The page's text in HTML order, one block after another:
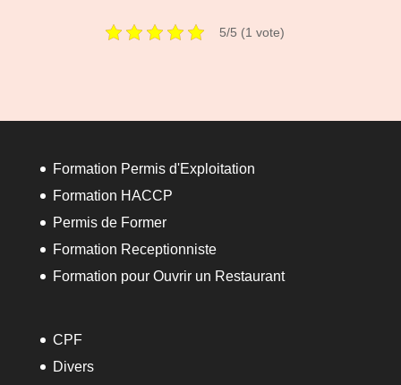
5/5 (1 vote)
Formation Permis d'Exploitation
Formation HACCP
Permis de Former
Formation Receptionniste
Formation pour Ouvrir un Restaurant
CPF
Divers